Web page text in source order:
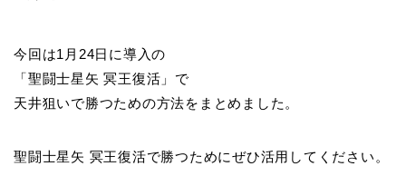
今回は1月24日に導入の
「聖闘士星矢 冥王復活」で
天井狙いで勝つための方法をまとめました。
聖闘士星矢 冥王復活で勝つためにぜひ活用してください。